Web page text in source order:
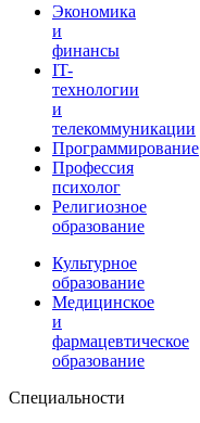
Экономика
и
финансы
IT-
технологии
и
телекоммуникации
Программирование
Профессия
психолог
Религиозное
образование
Культурное
образование
Медицинское
и
фармацевтическое
образование
Специальности